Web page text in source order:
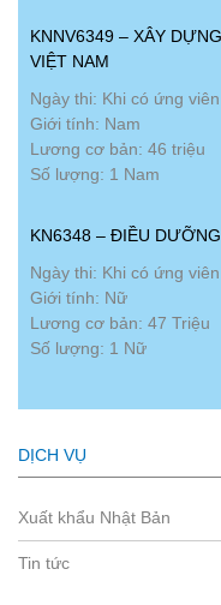
KNNV6349 – XÂY
VIỆT NAM
Ngày thi: Khi có ứng
Giới tính: Nam
Lương cơ bản: 46 triệu
Số lượng: 1 Nam
KN6348 – ĐIỀU
Ngày thi: Khi có ứng
Giới tính: Nữ
Lương cơ bản: 47 Triệu
Số lượng: 1 Nữ
DỊCH VỤ
Xuất khẩu Nhật Bản
Tin tức